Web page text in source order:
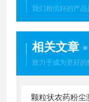
我们相信好的产品
相关文章
致力于成为更好的
颗粒状农药粉尘